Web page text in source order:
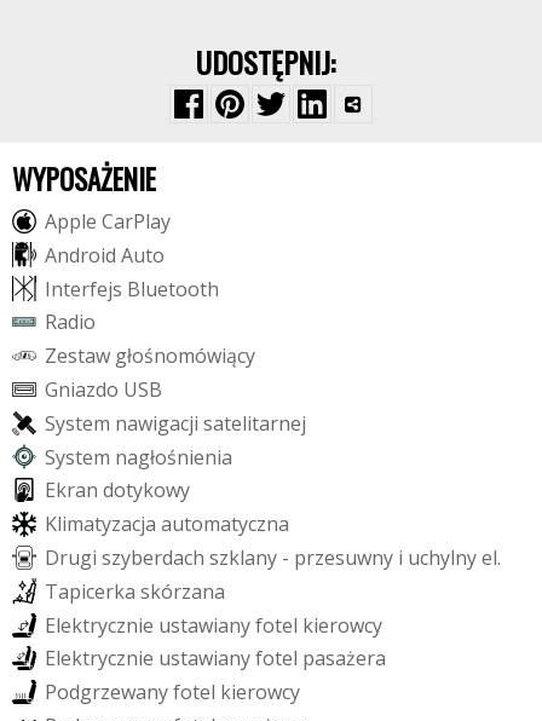
UDOSTĘPNIJ:
WYPOSAŻENIE
Apple CarPlay
Android Auto
Interfejs Bluetooth
Radio
Zestaw głośnomówiący
Gniazdo USB
System nawigacji satelitarnej
System nagłośnienia
Ekran dotykowy
Klimatyzacja automatyczna
Drugi szyberdach szklany - przesuwny i uchylnyel.
Tapicerka skórzana
Elektrycznie ustawianyfotel kierowcy
Elektrycznie ustawianyfotel pasażera
Podgrzewanyfotel kierowcy